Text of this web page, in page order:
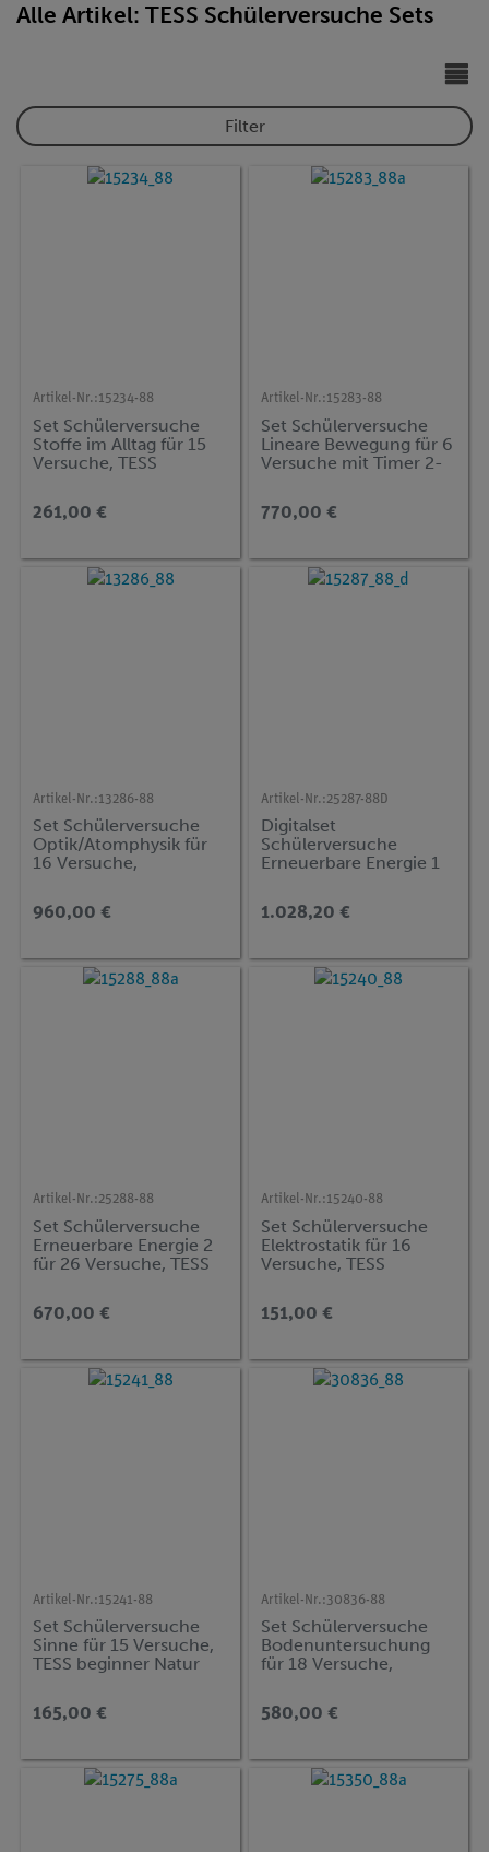
Alle Artikel: TESS Schülerversuche Sets
Filter
Artikel-Nr.:15234-88
Set Schülerversuche
Stoffe im Alltag für 15
Versuche, TESS
261,00 €
Artikel-Nr.:15283-88
Set Schülerversuche
Lineare Bewegung für 6
Versuche mit Timer 2-
770,00 €
Artikel-Nr.:13286-88
Set Schülerversuche
Optik/Atomphysik für
16 Versuche,
Zentralabitur
Niedersachsen, TESS
960,00 €
Artikel-Nr.:25287-88D
Digitalset
Schülerversuche
Erneuerbare Energie 1
advanced Physik EN-BS
1.028,20 €
Artikel-Nr.:25288-88
Set Schülerversuche
Erneuerbare Energie 2
für 26 Versuche, TESS
670,00 €
Artikel-Nr.:15240-88
Set Schülerversuche
Elektrostatik für 16
Versuche, TESS
151,00 €
Artikel-Nr.:15241-88
Set Schülerversuche
Sinne für 15 Versuche,
TESS beginner Natur
165,00 €
Artikel-Nr.:30836-88
Set Schülerversuche
Bodenuntersuchung
für 18 Versuche,
advanced Biologie
580,00 €